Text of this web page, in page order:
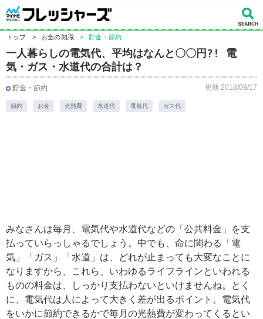
トップ > お金の知識 > 貯金・節約
一人暮らしの電気代、平均はなんと〇〇円?! 電
気・ガス・水道代の合計は？
貯金・節約 更新:2018/09/17
節約 お金 光熱費 水道代 電気代 ガス代
みなさんは毎月、電気代や水道代などの「公共料金」を支
払っていらっしゃるでしょう。中でも、命に関わる「電
気」「ガス」「水道」は、どれが止まっても大変なことに
なりますから、これら、いわゆるライフラインといわれる
ものの料金は、しっかり支払わないといけませんね。とく
に、電気代は人によって大きく差が出るポイント。電気代
をいかに節約できるかで毎月の光熱費が変わってくるとい